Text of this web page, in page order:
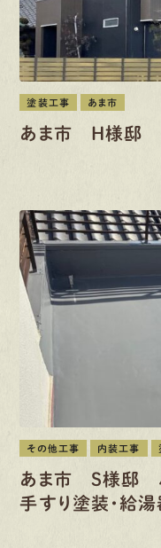
塗装工事 あま市
あま市 H様邸
その他工事 内装工事
あま市 S様邸
手すり塗装・給